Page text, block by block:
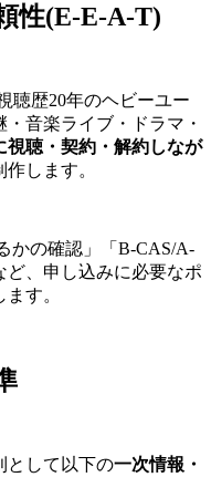
性(E-E-A-T)
聴歴20年のヘビーユー
音楽ライブ・ドラマ・
視聴・契約・解約しなが
します。
かの確認」「B-CAS/A-
、申し込みに必要なポ
す。
として以下の一次情報・